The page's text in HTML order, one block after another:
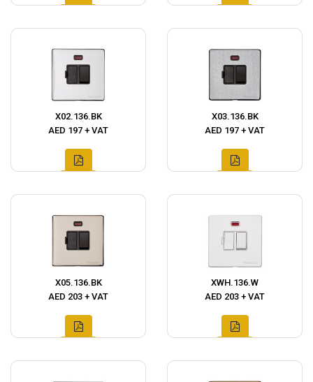
X02.136.BK
AED 197 + VAT
X03.136.BK
AED 197 + VAT
X05.136.BK
AED 203 + VAT
XWH.136.W
AED 203 + VAT